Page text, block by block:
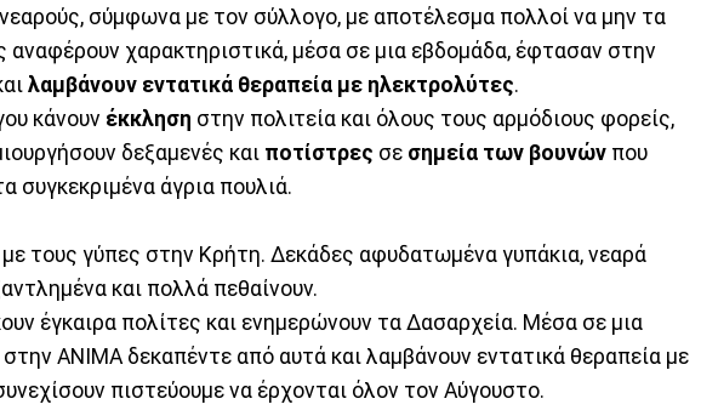
νεαρούς, σύμφωνα με τον σύλλογο, με αποτέλεσμα πολλοί να μην τα
χαρακτηριστικά, μέσα σε μια εβδομάδα, έφτασαν στην
λαμβάνουν εντατικά θεραπεία με ηλεκτρολύτες.
κάνουν έκκληση στην πολιτεία και όλους τους αρμόδιους φορείς,
δεξαμενές και ποτίστρες σε σημεία των βουνών που
συγκεκριμένα άγρια πουλιά.
τους γύπες στην Κρήτη. Δεκάδες αφυδατωμένα γυπάκια, νεαρά
και πολλά πεθαίνουν.
έγκαιρα πολίτες και ενημερώνουν τα Δασαρχεία. Μέσα σε μια
ΑΝΙΜΑ δεκαπέντε από αυτά και λαμβάνουν εντατικά θεραπεία με
πιστεύουμε να έρχονται όλον τον Αύγουστο.